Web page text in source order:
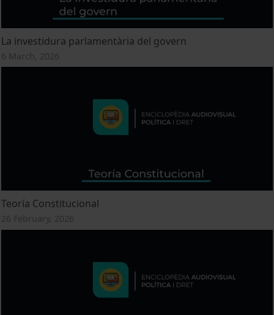
La investidura parlamentària del govern
6 March, 2026
Teoría Constitucional
26 February, 2026